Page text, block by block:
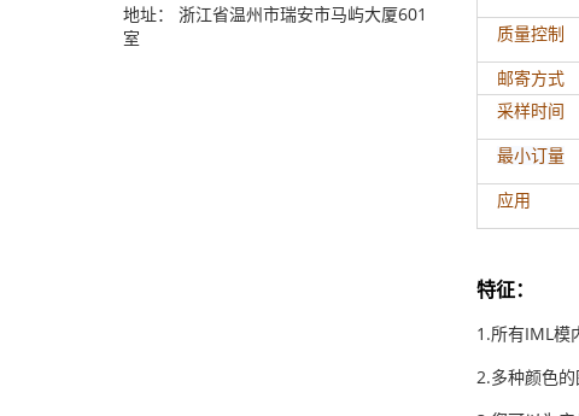
质量控制
邮寄方式
采样时间
最小订量
应用
特征：
1.所有IML模
2.多种颜色的
地址： 浙江省温州市瑞安市马屿大厦601
室